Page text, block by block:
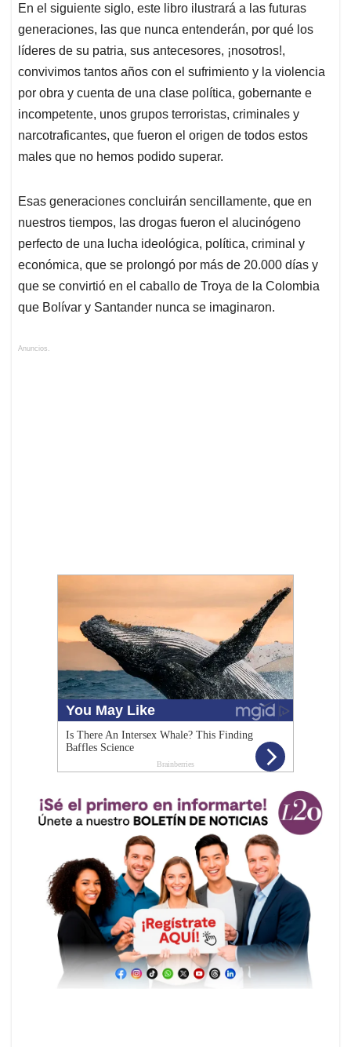
En el siguiente siglo, este libro ilustrará a las futuras
generaciones, las que nunca entenderán, por qué los
líderes de su patria, sus antecesores, ¡nosotros!,
convivimos tantos años con el sufrimiento y la violencia
por obra y cuenta de una clase política, gobernante e
incompetente, unos grupos terroristas, criminales y
narcotraficantes, que fueron el origen de todos estos
males que no hemos podido superar.
Esas generaciones concluirán sencillamente, que en
nuestros tiempos, las drogas fueron el alucinógeno
perfecto de una lucha ideológica, política, criminal y
económica, que se prolongó por más de 20.000 días y
que se convirtió en el caballo de Troya de la Colombia
que Bolívar y Santander nunca se imaginaron.
Anuncios.